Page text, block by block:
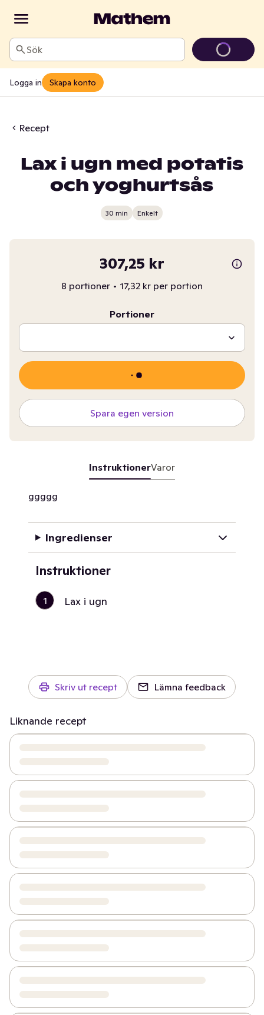
Sök
Logga in Skapa konto
Recept
Lax i ugn med potatis
och yoghurtsås
30 min Enkelt
307,25 kr
8 portioner • 17,32 kr per portion
Portioner
Spara egen version
InstruktionerVaror
ggggg
Ingredienser
Instruktioner
1 Lax i ugn
Skriv ut recept Lämna feedback
Liknande recept